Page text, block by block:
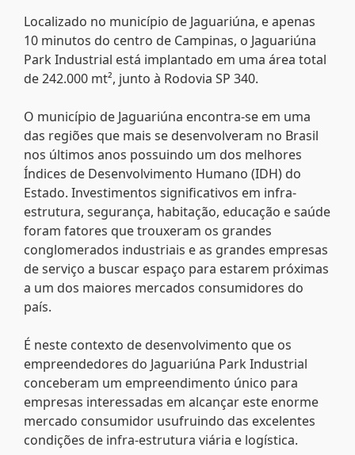
Localizado no município de Jaguariúna, e apenas
10 minutos do centro de Campinas, o Jaguariúna
Park Industrial está implantado em uma área total
de 242.000 mt², junto à Rodovia SP 340.
O município de Jaguariúna encontra-se em uma
das regiões que mais se desenvolveram no Brasil
nos últimos anos possuindo um dos melhores
Índices de Desenvolvimento Humano (IDH) do
Estado. Investimentos significativos em infra-
estrutura, segurança, habitação, educação e saúde
foram fatores que trouxeram os grandes
conglomerados industriais e as grandes empresas
de serviço a buscar espaço para estarem próximas
a um dos maiores mercados consumidores do
país.
É neste contexto de desenvolvimento que os
empreendedores do Jaguariúna Park Industrial
conceberam um empreendimento único para
empresas interessadas em alcançar este enorme
mercado consumidor usufruindo das excelentes
condições de infra-estrutura viária e logística.